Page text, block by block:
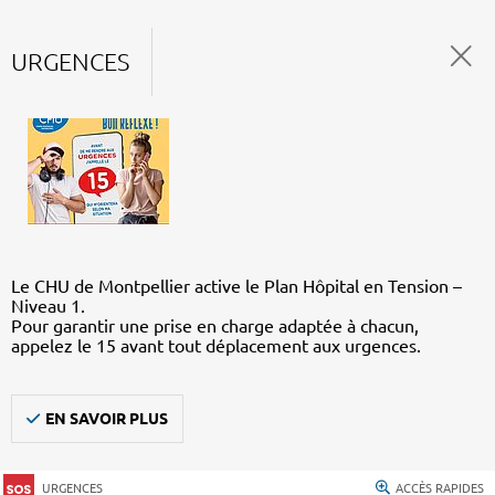
URGENCES
Le CHU de Montpellier active le Plan Hôpital en Tension –
Niveau 1.
Pour garantir une prise en charge adaptée à chacun,
appelez le 15 avant tout déplacement aux urgences.
EN SAVOIR PLUS
URGENCES ACCÈS RAPIDES